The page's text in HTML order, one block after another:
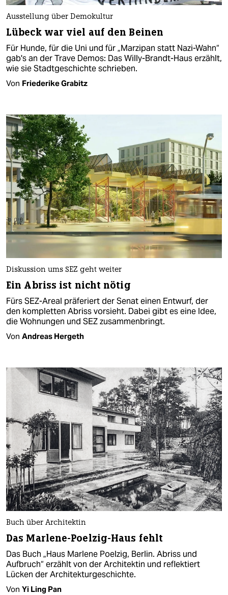
Ausstellung über Demokultur
Lübeck war viel auf den Beinen
Für Hunde, für die Uni und für „Marzipan statt Nazi-Wahn“
gab's an der Trave Demos: Das Willy-Brandt-Haus erzählt,
wie sie Stadtgeschichte schrieben.
Von Friederike Grabitz
Diskussion ums SEZ geht weiter
Ein Abriss ist nicht nötig
Fürs SEZ-Areal präferiert der Senat einen Entwurf, der
den kompletten Abriss vorsieht. Dabei gibt es eine Idee,
die Wohnungen und SEZ zusammenbringt.
Von Andreas Hergeth
Buch über Architektin
Das Marlene-Poelzig-Haus fehlt
Das Buch „Haus Marlene Poelzig, Berlin. Abriss und
Aufbruch“ erzählt von der Architektin und reflektiert
Lücken der Architekturgeschichte.
Von Yi Ling Pan